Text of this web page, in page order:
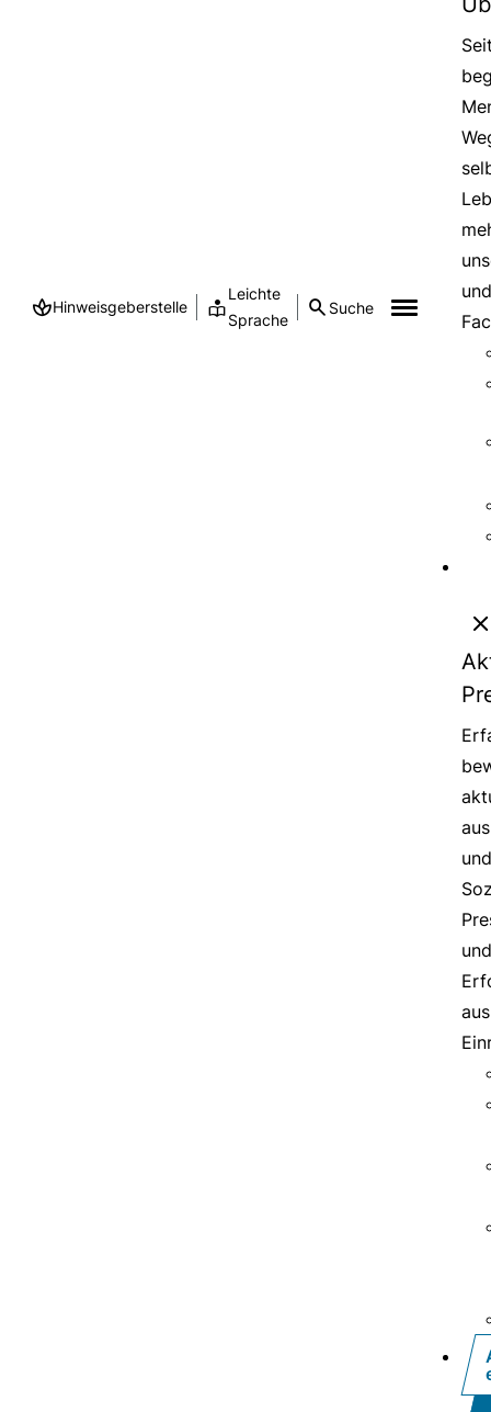
Hinweisgeberstelle
Leichte
Sprache
Suche
und
und